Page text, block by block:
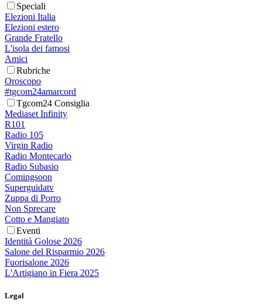
Speciali
Elezioni Italia
Elezioni estero
Grande Fratello
L'isola dei famosi
Amici
Rubriche
Oroscopo
#tgcom24amarcord
Tgcom24 Consiglia
Mediaset Infinity
R101
Radio 105
Virgin Radio
Radio Montecarlo
Radio Subasio
Comingsoon
Superguidatv
Zuppa di Porro
Non Sprecare
Cotto e Mangiato
Eventi
Identità Golose 2026
Salone del Risparmio 2026
Fuorisalone 2026
L'Artigiano in Fiera 2025
Legal